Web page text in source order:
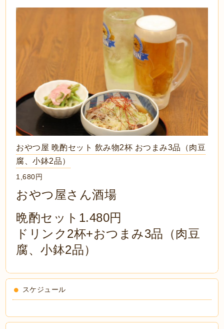
おやつ屋 晩酌セット 飲み物2杯 おつまみ3品（肉豆
腐、小鉢2品）
1,680円
おやつ屋さん酒場
晩酌セット1.480円
ドリンク2杯+おつまみ3品（肉豆
腐、小鉢2品）
スケジュール